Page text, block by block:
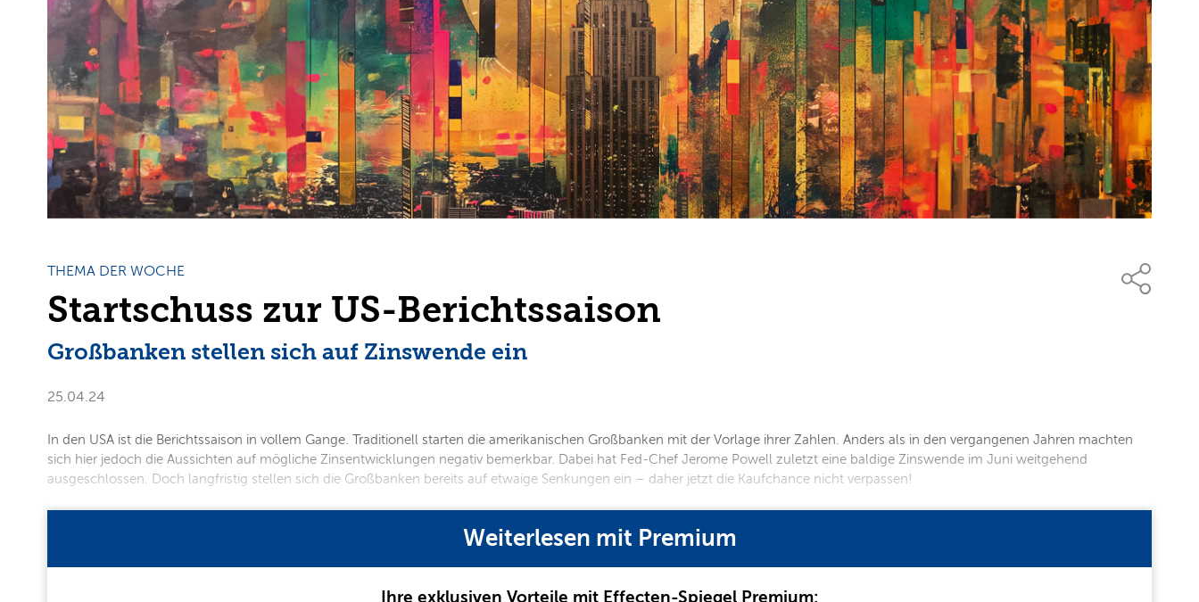
THEMA DER WOCHE
Startschuss zur US-Berichtssaison
Großbanken stellen sich auf Zinswende ein
25.04.24
In den USA ist die Berichtssaison in vollem Gange. Traditionell starten die amerikanischen Großbanken mit der Vorlage ihrer Zahlen. Anders als in den vergangenen Jahren machten
sich hier jedoch die Aussichten auf mögliche Zinsentwicklungen negativ bemerkbar. Dabei hat Fed-Chef Jerome Powell zuletzt eine baldige Zinswende im Juni weitgehend
ausgeschlossen. Doch langfristig stellen sich die Großbanken bereits auf etwaige Senkungen ein – daher jetzt die Kaufchance nicht verpassen!
Weiterlesen mit Premium
Ihre exklusiven Vorteile mit Effecten-Spiegel Premium: